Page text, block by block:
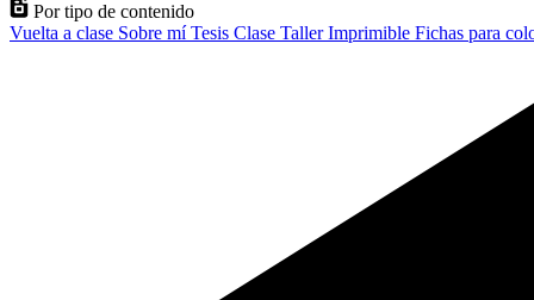
Por tipo de contenido
Vuelta a clase Sobre míTesis Clase TallerImprimible Fichas para